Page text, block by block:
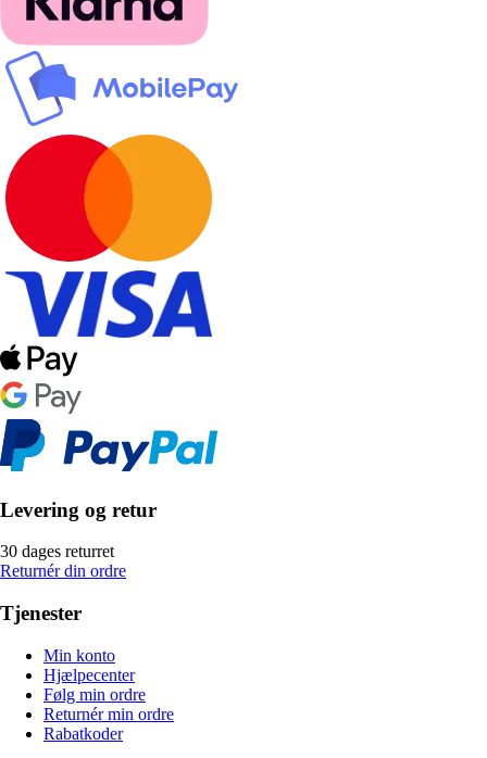
Levering og retur
30 dages returret
Returnér din ordre
Tjenester
Min konto
Hjælpecenter
Følg min ordre
Returnér min ordre
Rabatkoder